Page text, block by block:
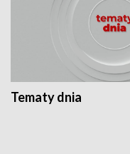
Tematy dnia